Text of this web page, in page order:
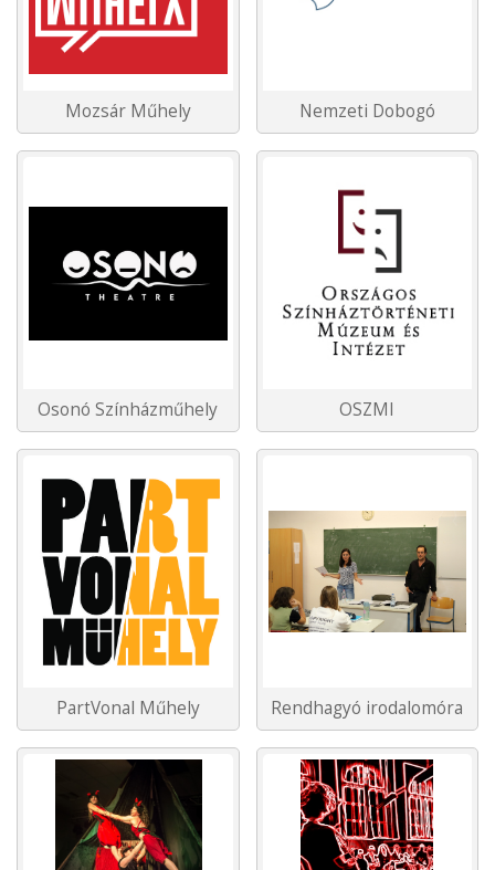
Mozsár Műhely Nemzeti Dobogó
Osonó Színházműhely OSZMI
PartVonal Műhely Rendhagyó irodalomóra